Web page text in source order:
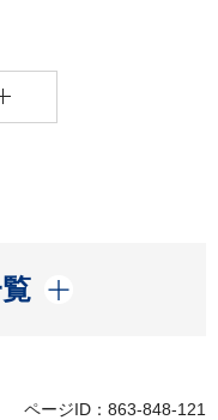
ページID：863-848-121